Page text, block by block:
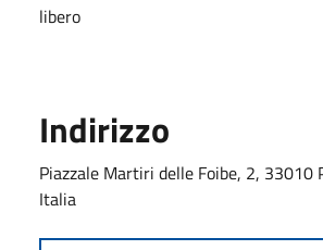
libero
Indirizzo
Piazzale Martiri delle Foibe, 2, 33010
Italia